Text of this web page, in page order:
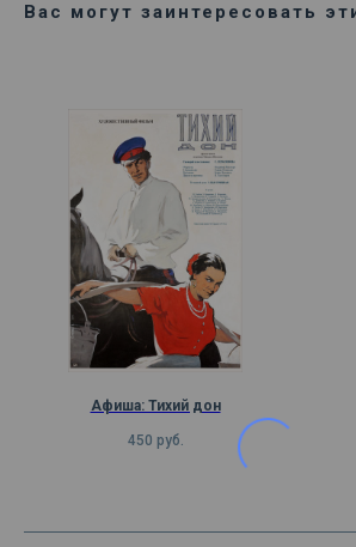
Вас могут заинтересовать
Афиша: Тихий дон
450 руб.